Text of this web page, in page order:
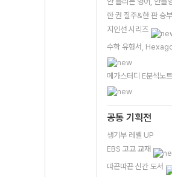
한 권 질주&한 판 승부
지인선 시리즈
수학 유형서,
메가스터디 E분석노트
공통 기획전
생기부 레벨 UP
EBS 고교 교재
따끈따끈 신간 도서